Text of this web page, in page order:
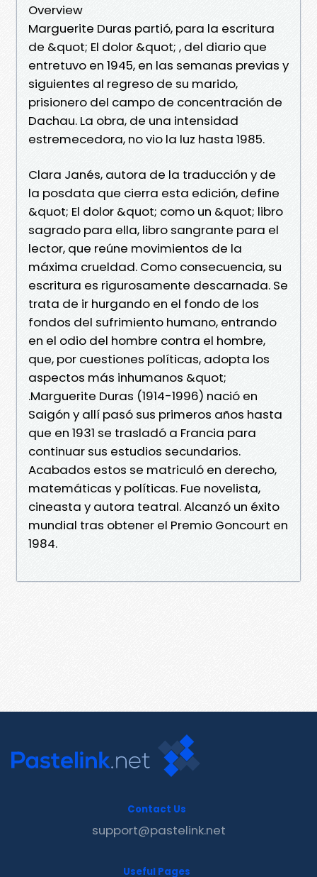
Overview
Marguerite Duras partió, para la escritura
de &quot; El dolor &quot; , del diario que
entretuvo en 1945, en las semanas previas y
siguientes al regreso de su marido,
prisionero del campo de concentración de
Dachau. La obra, de una intensidad
estremecedora, no vio la luz hasta 1985.
Clara Janés, autora de la traducción y de
la posdata que cierra esta edición, define
&quot; El dolor &quot; como un &quot; libro
sagrado para ella, libro sangrante para el
lector, que reúne movimientos de la
máxima crueldad. Como consecuencia, su
escritura es rigurosamente descarnada. Se
trata de ir hurgando en el fondo de los
fondos del sufrimiento humano, entrando
en el odio del hombre contra el hombre,
que, por cuestiones políticas, adopta los
aspectos más inhumanos &quot;
.Marguerite Duras (1914-1996) nació en
Saigón y allí pasó sus primeros años hasta
que en 1931 se trasladó a Francia para
continuar sus estudios secundarios.
Acabados estos se matriculó en derecho,
matemáticas y políticas. Fue novelista,
cineasta y autora teatral. Alcanzó un éxito
mundial tras obtener el Premio Goncourt en
1984.
Contact Us
support@pastelink.net
Useful Pages